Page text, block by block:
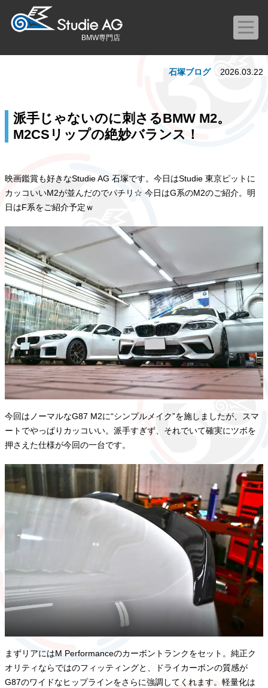
BMW専門店
派手じゃないのに刺さるBMW M2。
M2CSリップの絶妙バランス！
石塚ブログ 2026.03.22
映画鑑賞も好きなStudie AG 石塚です。今日はStudie 東京ピットに
カッコいいM2が並んだのでパチリ☆ 今日はG系のM2のご紹介。明
日はF系をご紹介予定ｗ
今回はノーマルなG87 M2に“シンプルメイク”を施しましたが、スマ
ートでやっぱりカッコいい。派手すぎず、それでいて確実にツボを
押さえた仕様が今回の一台です。
まずリアにはM Performanceのカーボントランクをセット。純正ク
オリティならではのフィッティングと、ドライカーボンの質感が
G87のワイドなヒップラインをさらに強調してくれます。軽量化は